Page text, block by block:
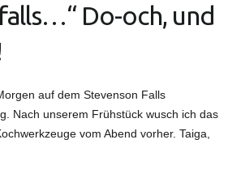
Do-och, und
auf dem Stevenson Falls
Nach unserem Frühstück wusch ich das
vom Abend vorher. Taiga,